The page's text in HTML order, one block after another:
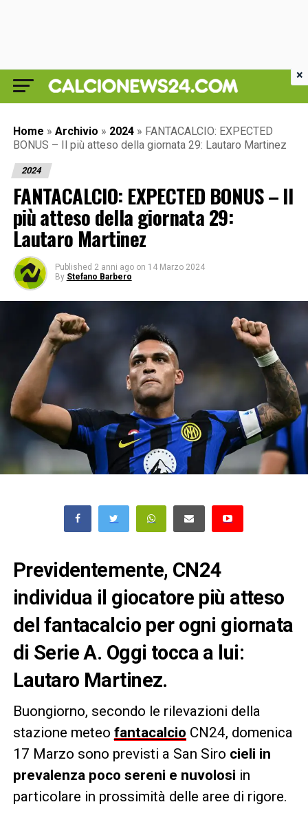
Home » Archivio » 2024 » FANTACALCIO: EXPECTED
BONUS – Il più atteso della giornata 29: Lautaro Martinez
2024
FANTACALCIO: EXPECTED BONUS – Il
più atteso della giornata 29:
Lautaro Martinez
Published 2 anni ago on 14 Marzo 2024
By Stefano Barbero
Previdentemente, CN24
individua il giocatore più atteso
del fantacalcio per ogni giornata
di Serie A. Oggi tocca a lui:
Lautaro Martinez.
Buongiorno, secondo le rilevazioni della
stazione meteo fantacalcio CN24, domenica
17 Marzo sono previsti a San Siro cieli in
prevalenza poco sereni e nuvolosi in
particolare in prossimità delle aree di rigore.
×